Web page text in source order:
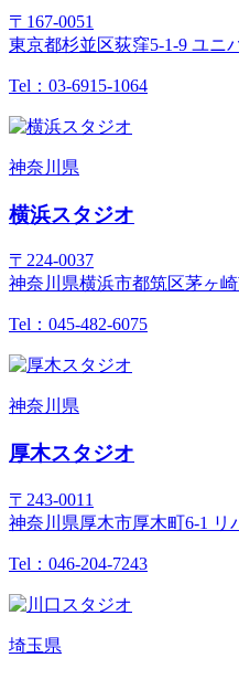
〒167-0051
東京都杉並区荻窪5-1-9 ユニ
Tel：03-6915-1064
神奈川県
横浜スタジオ
〒224-0037
神奈川県横浜市都筑区茅ヶ崎
Tel：045-482-6075
神奈川県
厚木スタジオ
〒243-0011
神奈川県厚木市厚木町6-1 リ
Tel：046-204-7243
埼玉県